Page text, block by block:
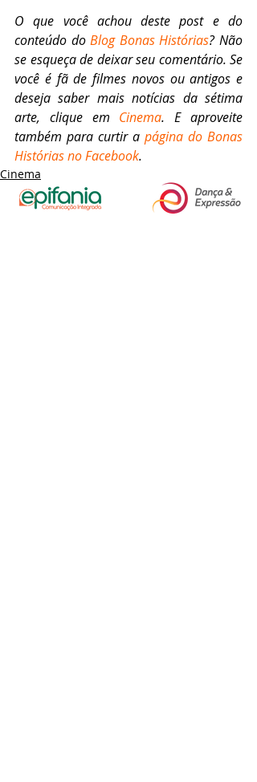
O que você achou deste post e do
conteúdo do Blog Bonas Histórias? Não
se esqueça de deixar seu comentário. Se
você é fã de filmes novos ou antigos e
deseja saber mais notícias da sétima
arte, clique em Cinema. E aproveite
também para curtir a página do Bonas
Histórias no Facebook.
Cinema